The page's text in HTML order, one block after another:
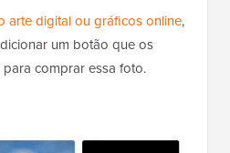
arte digital ou gráficos online,
um botão que os
comprar essa foto.